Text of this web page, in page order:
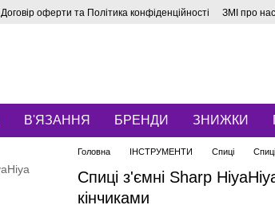
Договір оферти та Політика конфіденційності ЗМІ про нас
В'ЯЗАННЯ БРЕНДИ ЗНИЖКИ
Головна ІНСТРУМЕНТИ Спиці
Спиці з'ємні Sharp
кінчиками